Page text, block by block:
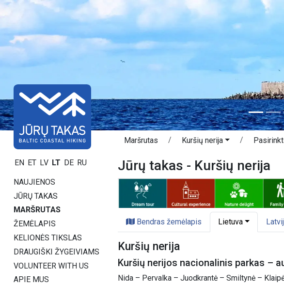
EN ET LV LT DE RU
NAUJIENOS
JŪRŲ TAKAS
MARŠRUTAS
ŽEMĖLAPIS
KELIONĖS TIKSLAS
DRAUGIŠKI ŽYGEIVIAMS
VOLUNTEER WITH US
APIE MUS
Maršrutas Kuršių nerija
Jūrų takas - Kuršių nerija
Bendras žemėlapis Lietuva
Kuršių nerija
Kuršių nerijos nacionalinis parkas –
Nida – Pervalka – Juodkrantė – Smiltynė –